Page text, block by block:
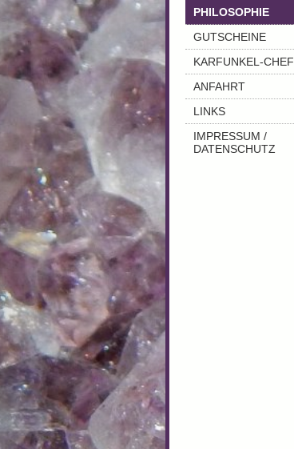
PHILOSOPHIE
GUTSCHEINE
KARFUNKEL-CHEF
ANFAHRT
LINKS
IMPRESSUM /
DATENSCHUTZ